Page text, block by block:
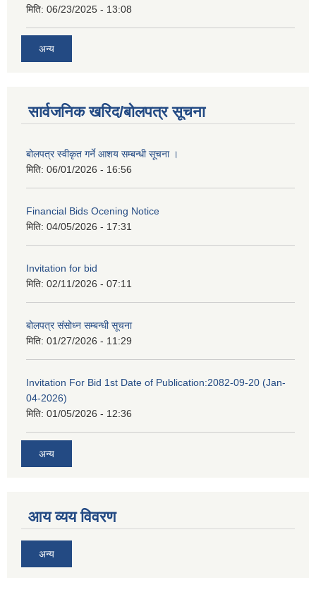
मिति: 06/23/2025 - 13:08
अन्य
सार्वजनिक खरिद/बोलपत्र सूचना
बोलपत्र स्वीकृत गर्ने आशय सम्बन्धी सूचना ।
मिति: 06/01/2026 - 16:56
Financial Bids Ocening Notice
मिति: 04/05/2026 - 17:31
Invitation for bid
मिति: 02/11/2026 - 07:11
बोलपत्र संसोध्न सम्बन्धी सूचना
मिति: 01/27/2026 - 11:29
Invitation For Bid 1st Date of Publication:2082-09-20 (Jan-
04-2026)
मिति: 01/05/2026 - 12:36
अन्य
आय व्यय विवरण
अन्य